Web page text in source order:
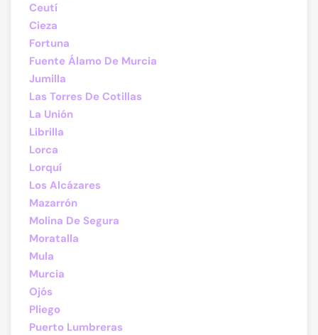
Ceutí
Cieza
Fortuna
Fuente Álamo De Murcia
Jumilla
Las Torres De Cotillas
La Unión
Librilla
Lorca
Lorquí
Los Alcázares
Mazarrón
Molina De Segura
Moratalla
Mula
Murcia
Ojós
Pliego
Puerto Lumbreras